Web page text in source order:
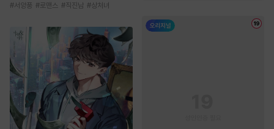
#서양풍 #로맨스 #직진남 #상처녀